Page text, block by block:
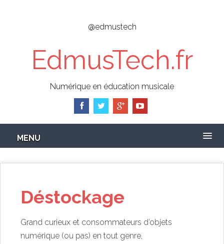
@edmustech
EdmusTech.fr
Numérique en éducation musicale
MENU
Déstockage
Grand curieux et consommateurs d’objets
numérique (ou pas) en tout genre,